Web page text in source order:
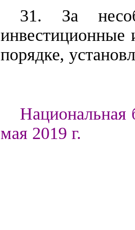
31. За
инвестиционные
порядке,
Национальная
мая 2019 г.